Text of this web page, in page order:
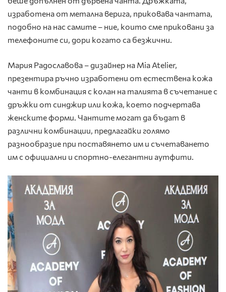
изработена от метална верига, приковава чантата,
подобно на нас самите – ние, които сме приковани за
телефоните си, дори когато са безжични.
Мария Радославова – дизайнер на Mia Atelier,
презентира ръчно изработени от естествена кожа
чанти в комбинация с колан на талията в съчетание с
дръжки от синджир или кожа, което подчертава
женските форми. Чантите могат да бъдат в
различни комбинации, предлагайки голямо
разнообразие при поставянето им и съчетаването
им с официални и спортно-елегантни аутфити.